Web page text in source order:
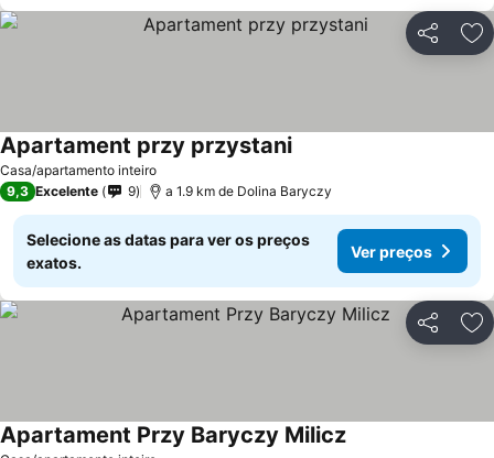
Partilhar
Casa/apartamento inteiro
Apartament przy przystani
9,3 Excelente 9 a 1.9 km de Dolina Baryczy
Selecione as datas para ver os preços
exatos.
Ver preços
Partilhar
Apartament Przy Baryczy Milicz